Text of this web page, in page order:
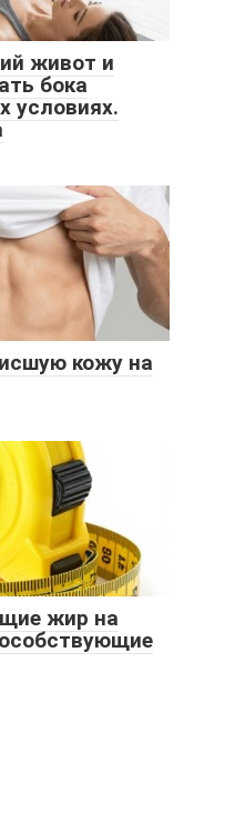
живот и
бока
условиях.
кожу на
жир на